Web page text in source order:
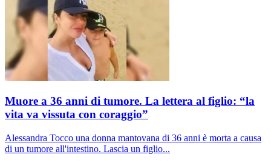
Muore a 36 anni di tumore. La lettera al figlio: “la
vita va vissuta con coraggio”
Alessandra Tocco una donna mantovana di 36 anni è morta a causa
di un tumore all'intestino. Lascia un figlio...